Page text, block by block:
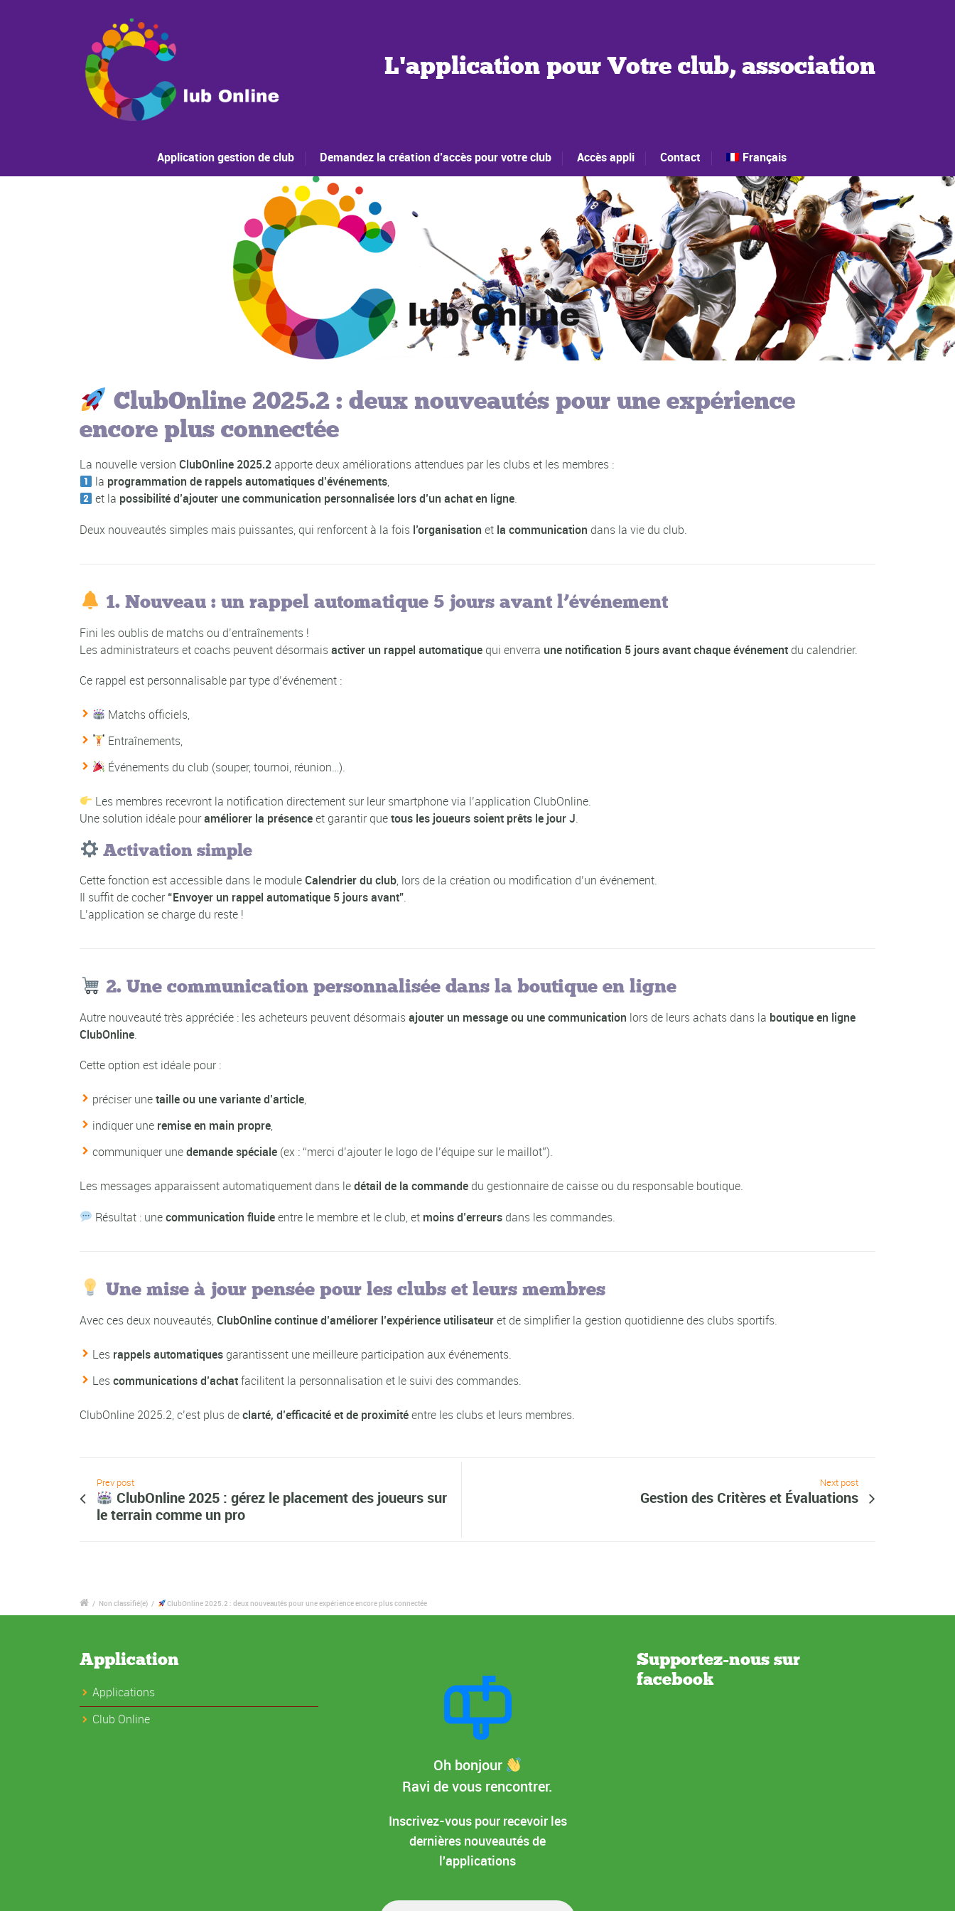
L'application pour Votre club, association
Application gestion de club Demandez la création d’accès pour votre club Accès appli Contact Français
ClubOnline 2025.2 : deux nouveautés pour une expérience
encore plus connectée
La nouvelle version ClubOnline 2025.2apporte deux améliorations attendues par les clubs et les membres :
la programmation de rappels automatiques d’événements,
et la possibilité d’ajouter une communication personnalisée lors d’un achat en ligne.
Deux nouveautés simples mais puissantes, qui renforcent à la fois l’organisation et la communication dans la vie du club.
1. Nouveau : un rappel automatique 5 jours avant l’événement
Fini les oublis de matchs ou d’entraînements !
Les administrateurs et coachs peuvent désormaisactiver un rappel automatique qui enverra une notification 5 jours avant chaque événement du calendrier.
Ce rappel est personnalisable par type d’événement :
Matchs officiels,
Entraînements,
Événements du club (souper, tournoi, réunion…).
Les membres recevront la notification directement sur leur smartphone via l’application ClubOnline.
Une solution idéale pouraméliorer la présenceet garantir quetous les joueurs soient prêts le jour J.
Activation simple
Cette fonction est accessible dans le moduleCalendrier du club, lors de la création ou modification d’un événement.
Il suffit de cocher“Envoyer un rappel automatique 5 jours avant”.
L’application se charge du reste !
2. Une communication personnalisée dans la boutique en ligne
Autre nouveauté très appréciée : les acheteurs peuvent désormaisajouter un message ou une communication lors de leurs achats dans la boutique en ligne
ClubOnline.
Cette option est idéale pour :
préciser unetaille ou une variante d’article,
indiquer une remise en main propre,
communiquer unedemande spéciale (ex : “merci d’ajouter le logo de l’équipe sur le maillot”).
Les messages apparaissent automatiquement dans ledétail de la commande du gestionnaire de caisse ou du responsable boutique.
Résultat : unecommunication fluideentre le membre et le club, et moins d’erreurs dans les commandes.
Une mise à jour pensée pour les clubs et leurs membres
Avec ces deux nouveautés,ClubOnline continue d’améliorer l’expérience utilisateuret de simplifier la gestion quotidienne des clubs sportifs.
Les rappels automatiques garantissent une meilleure participation aux événements.
Lescommunications d’achatfacilitent la personnalisation et le suivi des commandes.
ClubOnline 2025.2, c’est plus declarté, d’efficacité et de proximitéentre les clubs et leurs membres.
Prev post
ClubOnline 2025 : gérez le placement des joueurs sur
le terrain comme un pro
Next post
Gestion des Critères et Évaluations
/ Non classifié(e) / ClubOnline 2025.2 : deux nouveautés pour une expérience encore plus connectée
Application
Applications
Club Online
Oh bonjour
Ravi de vous rencontrer.
Inscrivez-vous pour recevoir les
dernières nouveautés de
l'applications
Supportez-nous sur
facebook